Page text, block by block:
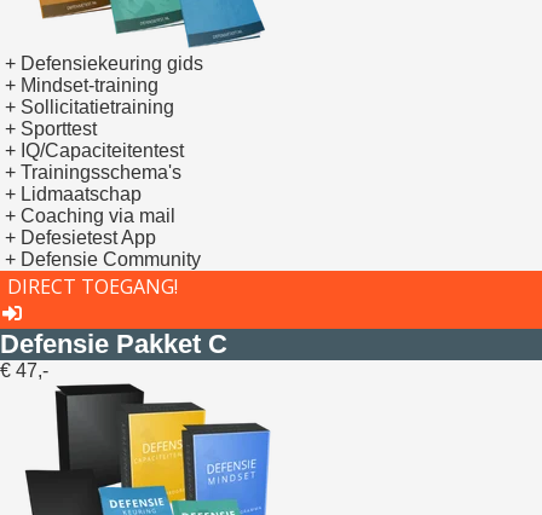
+ Defensiekeuring gids
+ Mindset-training
+ Sollicitatietraining
+ Sporttest
+ IQ/Capaciteitentest
+ Trainingsschema's
+ Lidmaatschap
+ Coaching via mail
+ Defesietest App
+ Defensie Community
DIRECT TOEGANG!
Defensie Pakket C
€ 47,-